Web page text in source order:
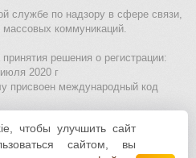
службе по надзору в сфере связи,
коммуникаций.
решения о регистрации:
2020 г
присвоен международный код
онлайн конкурсы для детей
cookie| Политика обработки и
чтобы улучшить сайт
сайтом, вы